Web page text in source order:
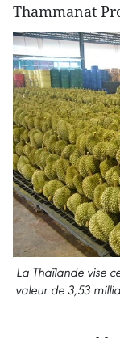
Thammanat
La Thaïlande vise
valeur de 3,53